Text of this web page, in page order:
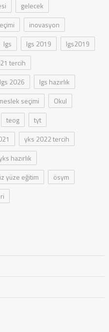
gelecek
inovasyon
lgs lgs 2019
lgs2019
tercih
lgs 2026
lgs hazırlık
seçimi
Okul
teog
tyt
yks 2022 tercih
hazırlık
yüze eğitim
ösym